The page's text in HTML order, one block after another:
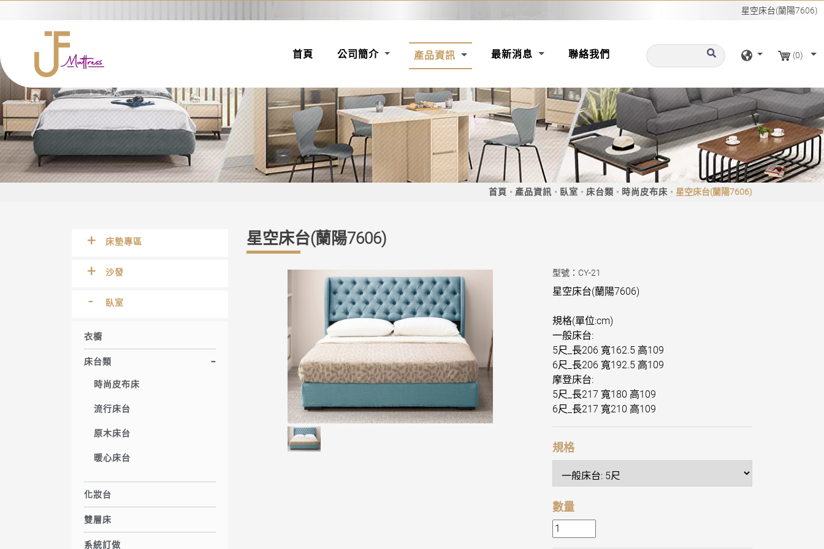
星空床台(蘭陽7606)
首頁(CURRENT)
公司簡介 產品資訊 最新消息 聯絡我們 (0)
首頁 產品資訊 臥室 床台類 時尚皮布床 星空床台(蘭陽7606)
床墊專區
沙發
臥室
衣櫥
床台類
時尚皮布床
流行床台
原木床台
暖心床台
化妝台
雙層床
系統訂做
星空床台(蘭陽7606)
型號：CY-21
星空床台(蘭陽7606)
規格(單位:cm)
一般床台:
5尺_長206 寬162.5 高109
6尺_長206 寬192.5 高109
摩登床台:
5尺_長217 寬180 高109
6尺_長217 寬210 高109
規格
數量